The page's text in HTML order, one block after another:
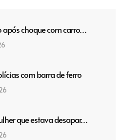
choque com carro…
com barra de ferro
que estava desapar…